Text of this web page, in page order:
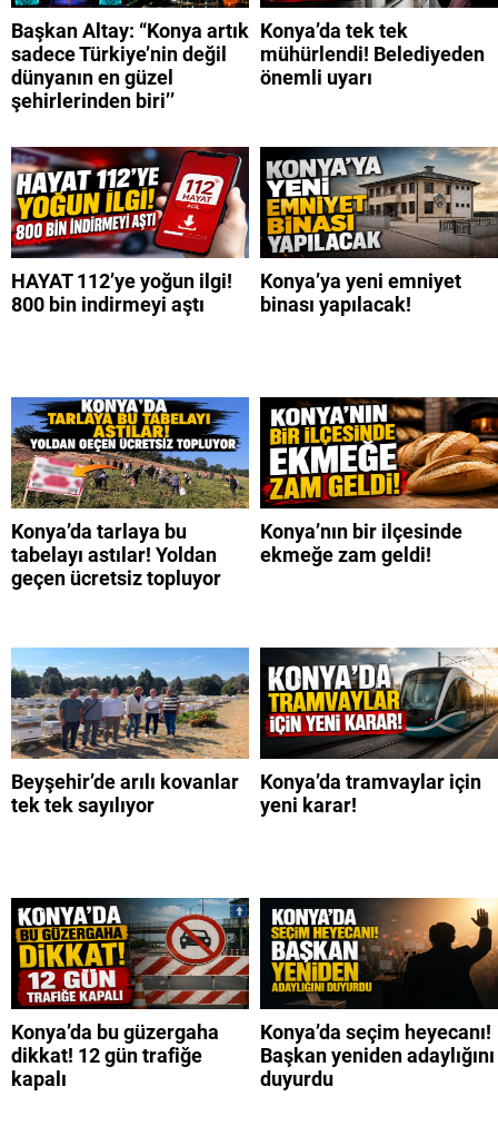
Başkan Altay: “Konya artık
sadece Türkiye’nin değil
dünyanın en güzel
şehirlerinden biri’’
Konya’da tek tek
mühürlendi! Belediyeden
önemli uyarı
HAYAT 112’ye yoğun ilgi!
800 bin indirmeyi aştı
Konya’ya yeni emniyet
binası yapılacak!
Konya’da tarlaya bu
tabelayı astılar! Yoldan
geçen ücretsiz topluyor
Konya’nın bir ilçesinde
ekmeğe zam geldi!
Beyşehir’de arılı kovanlar
tek tek sayılıyor
Konya’da tramvaylar için
yeni karar!
Konya’da bu güzergaha
dikkat! 12 gün trafiğe
kapalı
Konya’da seçim heyecanı!
Başkan yeniden adaylığını
duyurdu